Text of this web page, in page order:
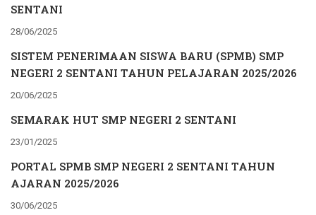
SENTANI
28/06/2025
SISTEM PENERIMAAN SISWA BARU (SPMB) SMP
NEGERI 2 SENTANI TAHUN PELAJARAN 2025/2026
20/06/2025
SEMARAK HUT SMP NEGERI 2 SENTANI
23/01/2025
PORTAL SPMB SMP NEGERI 2 SENTANI TAHUN
AJARAN 2025/2026
30/06/2025